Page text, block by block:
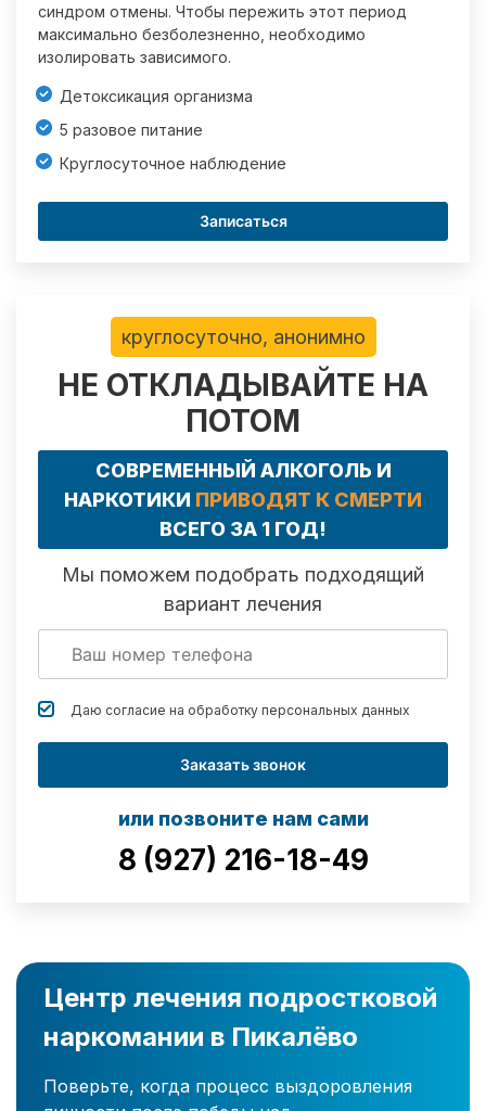
синдром отмены. Чтобы пережить этот период
максимально безболезненно, необходимо
изолировать зависимого.
Детоксикация организма
5 разовое питание
Круглосуточное наблюдение
Записаться
круглосуточно, анонимно
НЕ ОТКЛАДЫВАЙТЕ НА
ПОТОМ
СОВРЕМЕННЫЙ АЛКОГОЛЬ И
НАРКОТИКИ ПРИВОДЯТ К СМЕРТИ
ВСЕГО ЗА 1 ГОД!
Мы поможем подобрать подходящий
вариант лечения
Даю согласие на обработку персональных данных
Заказать звонок
или позвоните нам сами
8 (927) 216-18-49
Центр лечения подростковой
наркомании в Пикалёво
Поверьте, когда процесс выздоровления